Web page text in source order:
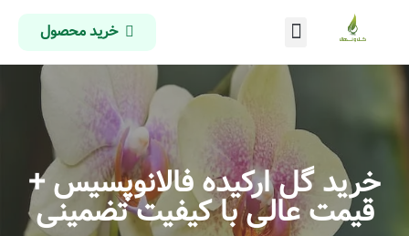
خرید محصول
خرید گل ارکیده فالانوپسیس +
قیمت عالی با کیفیت تضمینی